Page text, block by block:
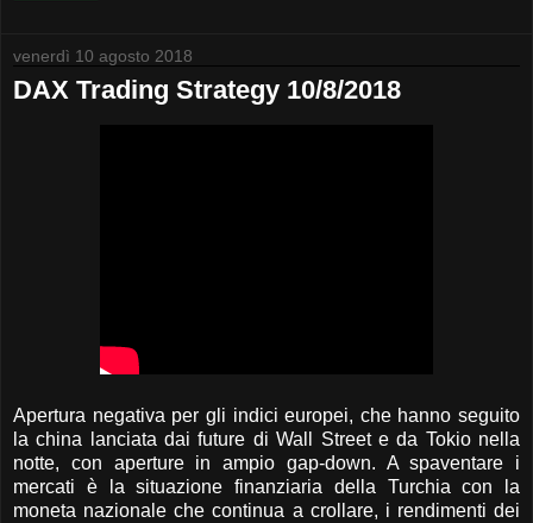
venerdì 10 agosto 2018
DAX Trading Strategy 10/8/2018
Apertura negativa per gli indici europei, che hanno seguito
la china lanciata dai future di Wall Street e da Tokio nella
notte, con aperture in ampio gap-down. A spaventare i
mercati è la situazione finanziaria della Turchia con la
moneta nazionale che continua a crollare, i rendimenti dei